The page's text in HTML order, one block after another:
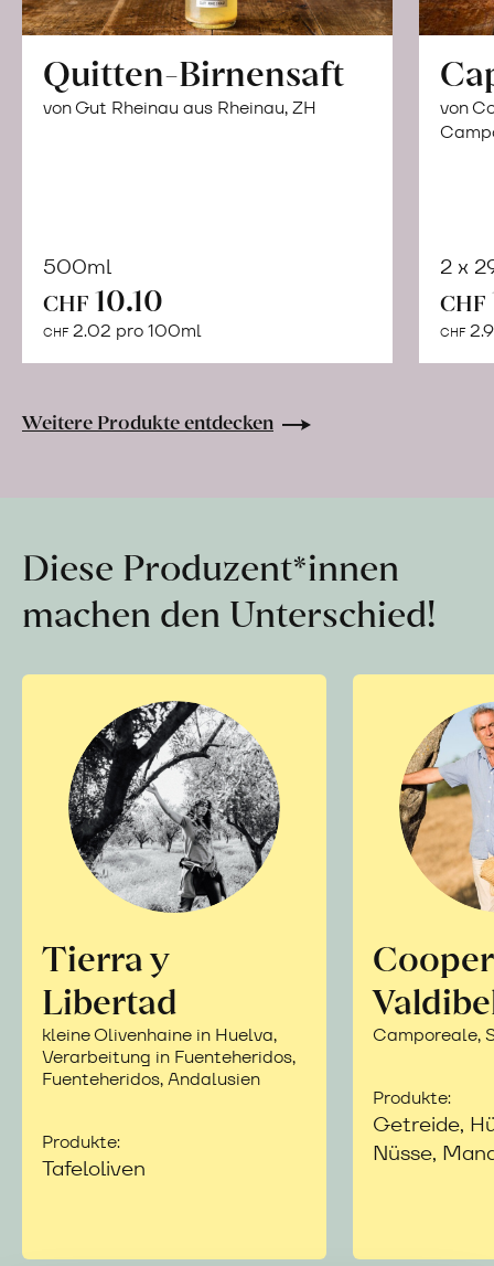
Quitten-Birnensaft
von Gut Rheinau aus Rheinau, ZH
500ml
CHF 10.10
CHF 2.02 pro 100ml
Warenkorb
von
2 x
CHF
CHF
Weitere Produkte entdecken
Diese Produzent*innen
machen den Unterschied!
Tierra y
Libertad
kleine Olivenhaine in Huelva,
Verarbeitung in Fuenteheridos,
Fuenteheridos, Andalusien
Produkte:
Tafeloliven
Camporeale,
Produkte:
Getreide,
Nüsse,